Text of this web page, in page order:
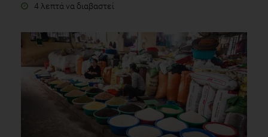
4 λεπτά να διαβαστεί